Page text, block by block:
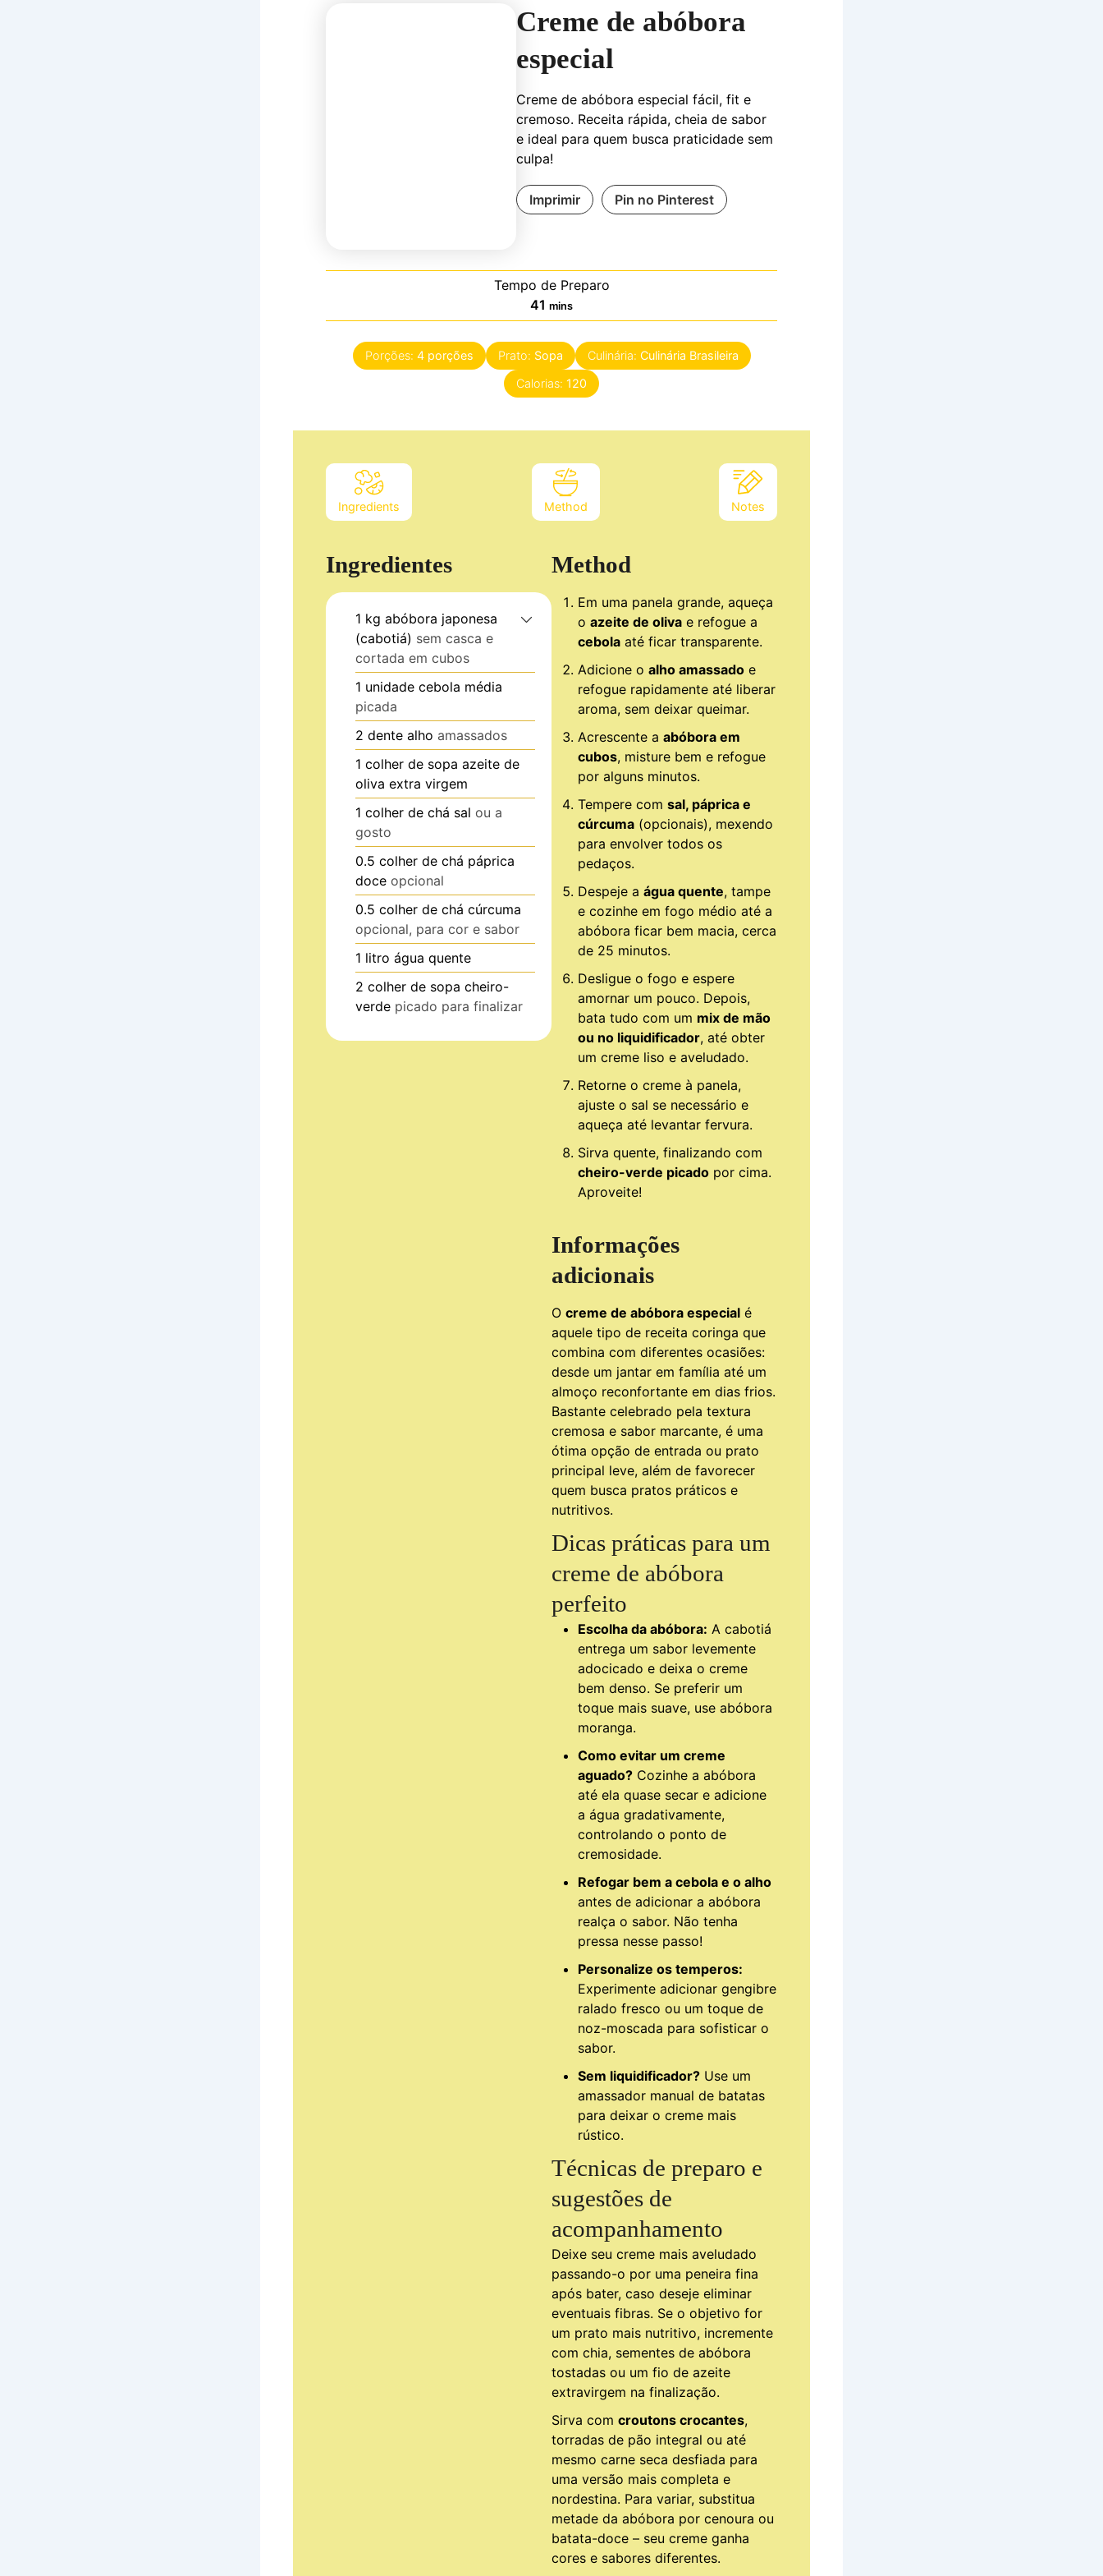
Creme de abóbora
especial
Creme de abóbora especial fácil, fit e
cremoso. Receita rápida, cheia de sabor
e ideal para quem busca praticidade sem
culpa!
Imprimir Pin no Pinterest
Tempo de Preparo
41 minutes
mins
Porções: 4 porções Prato: Sopa Culinária: Culinária Brasileira
Calorias: 120
Ingredients Method Notes
Ingredientes
1 kg abóbora japonesa
(cabotiá) sem casca e
cortada em cubos
1 unidade cebola média
picada
2 dente alho amassados
1 colher de sopa azeite de
oliva extra virgem
1 colher de chá sal ou a
gosto
0.5 colher de chá páprica
doce opcional
0.5 colher de chá cúrcuma
opcional, para cor e sabor
1 litro água quente
2 colher de sopa cheiro-
verde picado para finalizar
Method
Em uma panela grande, aqueça
o azeite de oliva e refogue a
cebola até ficar transparente.
Adicione o alho amassado e
refogue rapidamente até liberar
aroma, sem deixar queimar.
Acrescente a abóbora em
cubos, misture bem e refogue
por alguns minutos.
Tempere com sal, páprica e
cúrcuma (opcionais), mexendo
para envolver todos os
pedaços.
Despeje a água quente, tampe
e cozinhe em fogo médio até a
abóbora ficar bem macia, cerca
de 25 minutos.
Desligue o fogo e espere
amornar um pouco. Depois,
bata tudo com um mix de mão
ou no liquidificador, até obter
um creme liso e aveludado.
Retorne o creme à panela,
ajuste o sal se necessário e
aqueça até levantar fervura.
Sirva quente, finalizando com
cheiro-verde picado por cima.
Aproveite!
Informações
adicionais
O creme de abóbora especial é
aquele tipo de receita coringa que
combina com diferentes ocasiões:
desde um jantar em família até um
almoço reconfortante em dias frios.
Bastante celebrado pela textura
cremosa e sabor marcante, é uma
ótima opção de entrada ou prato
principal leve, além de favorecer
quem busca pratos práticos e
nutritivos.
Dicas práticas para um
creme de abóbora
perfeito
Escolha da abóbora: A cabotiá
entrega um sabor levemente
adocicado e deixa o creme
bem denso. Se preferir um
toque mais suave, use abóbora
moranga.
Como evitar um creme
aguado? Cozinhe a abóbora
até ela quase secar e adicione
a água gradativamente,
controlando o ponto de
cremosidade.
Refogar bem a cebola e o alho
antes de adicionar a abóbora
realça o sabor. Não tenha
pressa nesse passo!
Personalize os temperos:
Experimente adicionar gengibre
ralado fresco ou um toque de
noz-moscada para sofisticar o
sabor.
Sem liquidificador? Use um
amassador manual de batatas
para deixar o creme mais
rústico.
Técnicas de preparo e
sugestões de
acompanhamento
Deixe seu creme mais aveludado
passando-o por uma peneira fina
após bater, caso deseje eliminar
eventuais fibras. Se o objetivo for
um prato mais nutritivo, incremente
com chia, sementes de abóbora
tostadas ou um fio de azeite
extravirgem na finalização.
Sirva com croutons crocantes,
torradas de pão integral ou até
mesmo carne seca desfiada para
uma versão mais completa e
nordestina. Para variar, substitua
metade da abóbora por cenoura ou
batata-doce – seu creme ganha
cores e sabores diferentes.